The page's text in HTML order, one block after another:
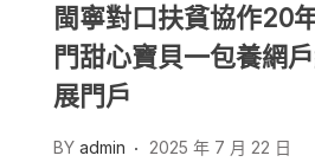
閩寧對口扶貧協作20
門甜心寶貝一包養網
展門戶
BY admin 2025 年 7 月 22 日